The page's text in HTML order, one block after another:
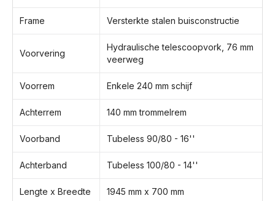
Frame Versterkte stalen buisconstructie
Voorvering
Hydraulische telescoopvork, 76 mm
veerweg
Voorrem Enkele 240 mm schijf
Achterrem 140 mm trommelrem
Voorband Tubeless 90/80 - 16''
Achterband Tubeless 100/80 - 14''
Lengte x Breedte 1945 mm x 700 mm